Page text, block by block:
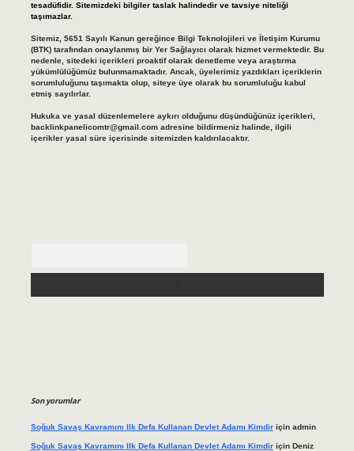
tesadüfidir. Sitemizdeki bilgiler taslak halindedir ve tavsiye niteliği
taşımazlar.
Sitemiz, 5651 Sayılı Kanun gereğince Bilgi Teknolojileri ve İletişim Kurumu
(BTK) tarafından onaylanmış bir Yer Sağlayıcı olarak hizmet vermektedir. Bu
nedenle, sitedeki içerikleri proaktif olarak denetleme veya araştırma
yükümlülüğümüz bulunmamaktadır. Ancak, üyelerimiz yazdıkları içeriklerin
sorumluluğunu taşımakta olup, siteye üye olarak bu sorumluluğu kabul
etmiş sayılırlar.
Hukuka ve yasal düzenlemelere aykırı olduğunu düşündüğünüz içerikleri,
backlinkpanelicomtr@gmail.comadresine bildirmeniz halinde, ilgili
içerikler yasal süre içerisinde sitemizden kaldırılacaktır.
Son yorumlar
Soğuk Savaş Kavramını Ilk Defa Kullanan Devlet Adamı Kimdiriçin admin
Soğuk Savaş Kavramını Ilk Defa Kullanan Devlet Adamı Kimdiriçin Deniz